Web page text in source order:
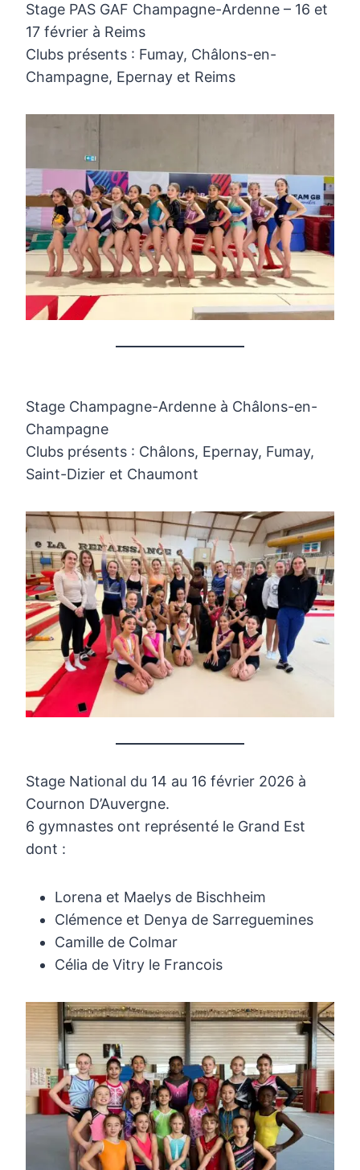
Stage PAS GAF Champagne-Ardenne – 16 et
17 février à Reims
Clubs présents : Fumay, Châlons-en-
Champagne, Epernay et Reims
Stage Champagne-Ardenne à Châlons-en-
Champagne
Clubs présents : Châlons, Epernay, Fumay,
Saint-Dizier et Chaumont
Stage National du 14 au 16 février 2026 à
Cournon D’Auvergne.
6 gymnastes ont représenté le Grand Est
dont :
Lorena et Maelys de Bischheim
Clémence et Denya de Sarreguemines
Camille de Colmar
Célia de Vitry le Francois